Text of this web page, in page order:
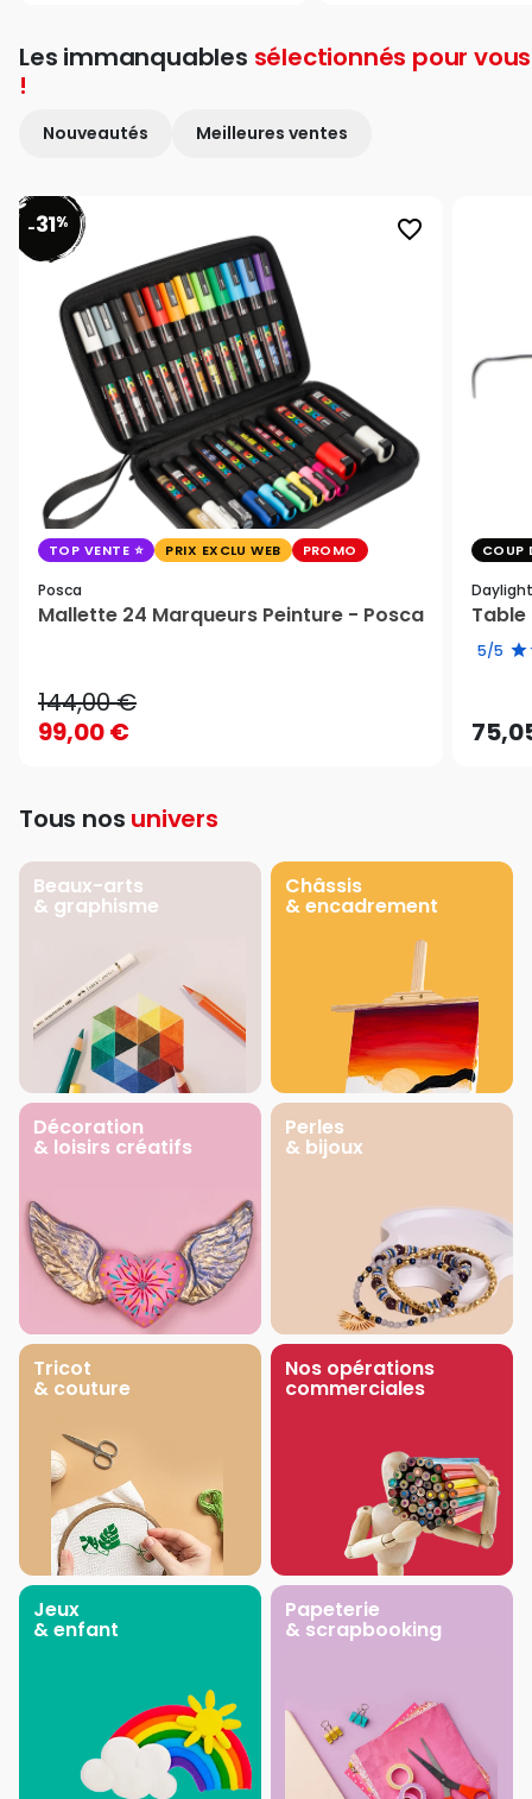
Les immanquables sélectionnés pour vous
!
Nouveautés Meilleures ventes
favorite_border
-31%
TOP VENTE PRIX EXCLU WEB PROMO
Posca
Mallette 24 Marqueurs Peinture - Posca
144,00 €
99,00 €
COUP
Daylight
Table
5/5
Tous nos univers
Beaux-arts
& graphisme
Châssis
& encadrement
Décoration
& loisirs créatifs
Perles
& bijoux
Tricot
& couture
Nos opérations
commerciales
Jeux
& enfant
Papeterie
& scrapbooking